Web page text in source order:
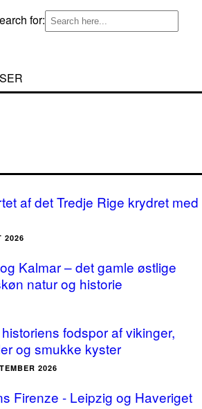
for:
af det Tredje Rige krydret med
2026
Kalmar – det gamle østlige
natur og historie
fodspor af vikinger,
og smukke kyster
2026
Firenze - Leipzig og Haveriget